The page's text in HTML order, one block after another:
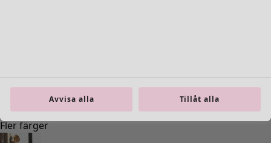
Avvisa alla Tillåt alla